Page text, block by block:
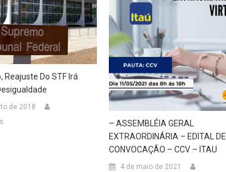
Reajuste Do STF Irá
de 2018
– ASSEMBLÉIA GERAL
EXTRAORDINÁRIA – EDITAL DE
CONVOCAÇÃO – CCV – ITAU
4 de maio de 2021